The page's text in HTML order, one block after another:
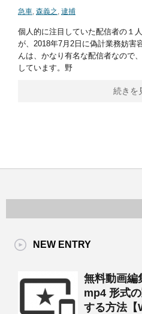
急車, 森義之 , 逮捕
個人的に注目していた配信者の１
が、2018年7月2日に偽計業務妨害
んは、かなり有名な配信者なので
しています。野
続きを
NEW ENTRY
無料動画編
mp4 形式
する方法【